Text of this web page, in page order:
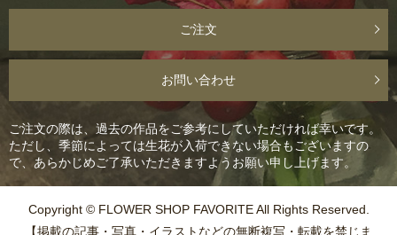
ご注文
お問い合わせ
ご注文の際は、過去の作品をご参考にしていただければ幸いです。
ただし、季節によっては生花が入荷できない場合もございますの
で、あらかじめご了承いただきますようお願い申し上げます。
Copyright © FLOWER SHOP FAVORITE All Rights Reserved.
【掲載の記事・写真・イラストなどの無断複写・転載を禁じま